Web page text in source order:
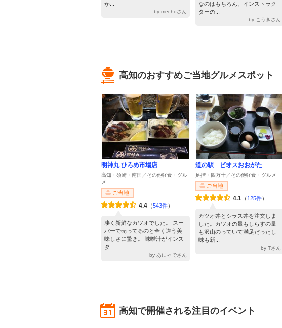
か...
by mechoさん
なのはもちろん、インストラク
ターの...
by こうきさん
高知のおすすめご当地グルメスポット
明神丸 ひろめ市場店
高知・須崎・南国／その他軽食・グル
メ
ご当地
4.4 （543件）
凄く新鮮なカツオでした。 スー
パーで売ってるのと全く違う美
味しさに驚き。 味噌汁がインス
タ...
by あにゃでさん
道の駅 ビオスおおがた
足摺・四万十／その他軽食・グルメ
ご当地
4.1 （ 125件）
カツオ丼とシラス丼を注文しま
した。カツオの量もしらすの量
も沢山のっていて満足だったし
味も新...
by Tさん
高知で開催される注目のイベント